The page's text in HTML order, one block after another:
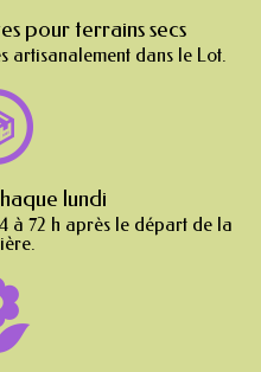
pour terrains secs
artisanalement dans le Lot.
lundi
à 72 h après le départ de la